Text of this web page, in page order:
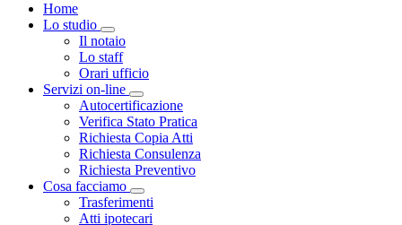
Home
Lo studio
Visualizza menù di secondo livello
Il notaio
Lo staff
Orari ufficio
Servizi on-line
Visualizza menù di secondo livello
Autocertificazione
Verifica Stato Pratica
Richiesta Copia Atti
Richiesta Consulenza
Richiesta Preventivo
Cosa facciamo
Visualizza menù di secondo livello
Trasferimenti
Atti ipotecari